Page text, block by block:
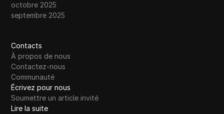
octobre 2025
septembre 2025
Contacts
À propos de nous
Contactez-nous
Communauté
Écrivez pour nous
Soumettre un article invité
Lire la suite